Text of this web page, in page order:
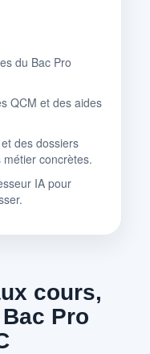
du Bac Pro
QCM et des aides
des dossiers
concrètes.
IA pour
cours,
Pro